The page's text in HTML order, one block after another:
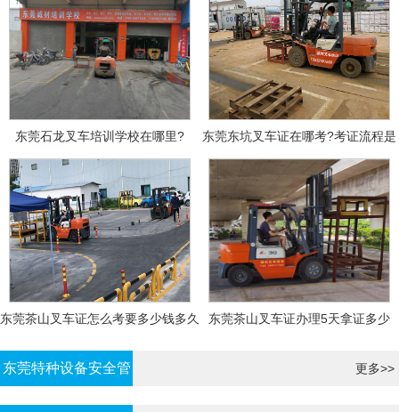
东莞石龙叉车培训学校在哪里?
东莞东坑叉车证在哪考?考证流程是
什么?需要什么资料?
东莞茶山叉车证怎么考要多少钱多久
东莞茶山叉车证办理5天拿证多少
东莞特种设备安全管
理证考证
更多>>